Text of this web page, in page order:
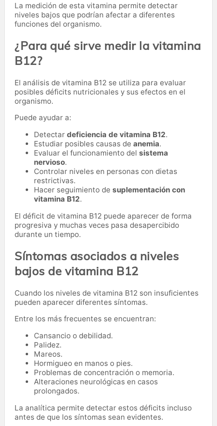
La medición de esta vitamina permite detectar
niveles bajos que podrían afectar a diferentes
funciones del organismo.
¿Para qué sirve medir la vitamina
B12?
El análisis de vitamina B12 se utiliza para evaluar
posibles déficits nutricionales y sus efectos en el
organismo.
Puede ayudar a:
Detectar deficiencia de vitamina B12.
Estudiar posibles causas de anemia.
Evaluar el funcionamiento del sistema
nervioso.
Controlar niveles en personas con dietas
restrictivas.
Hacer seguimiento de suplementación con
vitamina B12.
El déficit de vitamina B12 puede aparecer de forma
progresiva y muchas veces pasa desapercibido
durante un tiempo.
Síntomas asociados a niveles
bajos de vitamina B12
Cuando los niveles de vitamina B12 son insuficientes
pueden aparecer diferentes síntomas.
Entre los más frecuentes se encuentran:
Cansancio o debilidad.
Palidez.
Mareos.
Hormigueo en manos o pies.
Problemas de concentración o memoria.
Alteraciones neurológicas en casos
prolongados.
La analítica permite detectar estos déficits incluso
antes de que los síntomas sean evidentes.